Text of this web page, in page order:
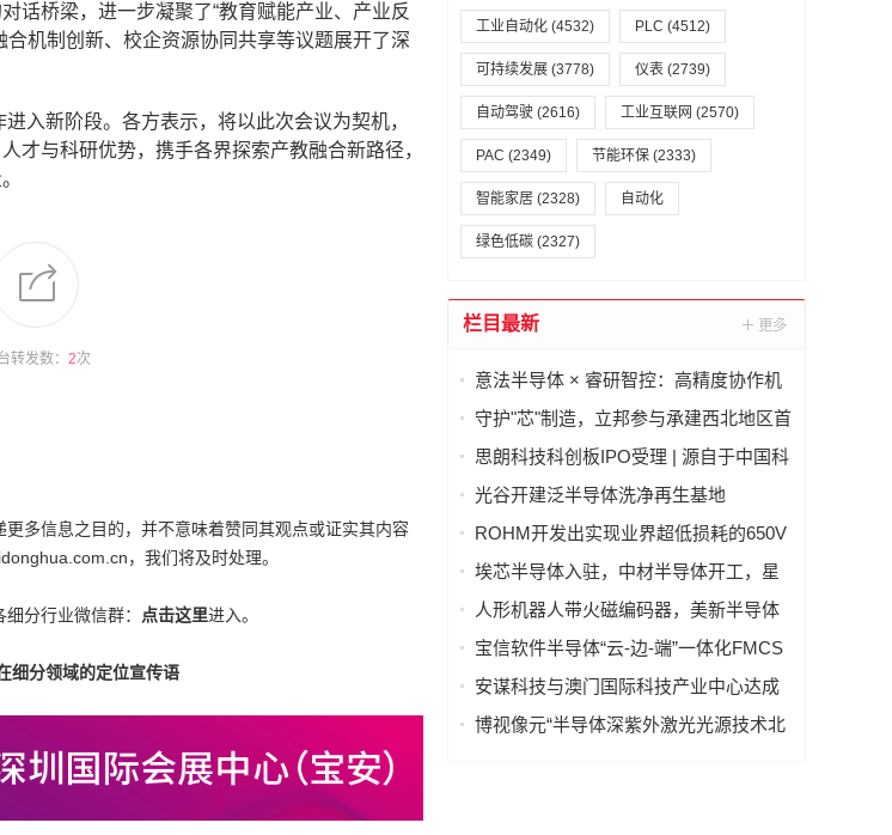
话桥梁，进一步凝聚了“教育赋能产业、产业反
机制创新、校企资源协同共享等议题展开了深
入新阶段。各方表示，将以此次会议为契机，
才与科研优势，携手各界探索产教融合新路径，
转发数： 2次
多信息之目的，并不意味着赞同其观点或证实其内容
，我们将及时处理。
分行业微信群： 点击这里进入。
细分领域的定位宣传语
工业自动化 (4532) PLC (4512)
可持续发展 (3778) 仪表 (2739)
自动驾驶 (2616) 工业互联网 (2570)
PAC (2349) 节能环保 (2333)
智能家居 (2328) 自动化
绿色低碳 (2327)
栏目最新
意法半导体 × 睿研智控：高精度协作机
器人灵巧手
守护"芯"制造，立邦参与承建西北地区首
条8英寸半导体芯片产线项目建设
思朗科技科创板IPO受理 | 源自于中国科
学院自动化研究所
光谷开建泛半导体洗净再生基地
ROHM开发出实现业界超低损耗的650V
耐压IGBT
埃芯半导体入驻，中材半导体开工，星
辰技术设备搬入，光谷半导体产业链有
人形机器人带火磁编码器，美新半导体
布局位置感知新风口
宝信软件半导体“云-边-端”一体化FMCS
方案入选《智能制造系统解决方案参考
安谋科技与澳门国际科技产业中心达成
战略合作，合力开启AI+半导体发展“芯”
博视像元“半导体深紫外激光光源技术北